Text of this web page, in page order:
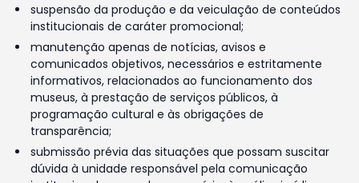
suspensão da produção e da veiculação de conteúdos
institucionais de caráter promocional;
manutenção apenas de notícias, avisos e
comunicados objetivos, necessários e estritamente
informativos, relacionados ao funcionamento dos
museus, à prestação de serviços públicos, à
programação cultural e às obrigações de
transparência;
submissão prévia das situações que possam suscitar
dúvida à unidade responsável pela comunicação